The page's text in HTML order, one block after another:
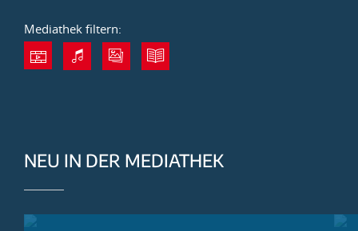
Mediathek filtern:
NEU IN DER MEDIATHEK